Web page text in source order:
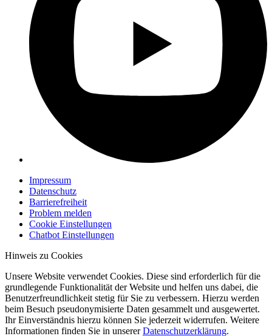
Impressum
Datenschutz
Barrierefreiheit
Problem melden
Cookie Einstellungen
Chatbot Einstellungen
Hinweis zu Cookies
Unsere Website verwendet Cookies. Diese sind erforderlich für die
grundlegende Funktionalität der Website und helfen uns dabei, die
Benutzerfreundlichkeit stetig für Sie zu verbessern. Hierzu werden
beim Besuch pseudonymisierte Daten gesammelt und ausgewertet.
Ihr Einverständnis hierzu können Sie jederzeit widerrufen. Weitere
Informationen finden Sie in unsererDatenschutzerklärung.